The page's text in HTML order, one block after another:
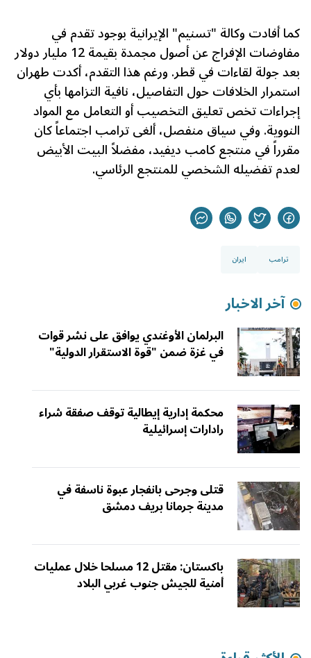
كما أفادت وكالة "تسنيم" الإيرانية بوجود تقدم في
مفاوضات الإفراج عن أصول مجمدة بقيمة 12 مليار دولار
بعد جولة لقاءات في قطر. ورغم هذا التقدم، أكدت طهران
استمرار الخلافات حول التفاصيل، نافية التزامها بأي
إجراءات تخص تعليق التخصيب أو التعامل مع المواد
النووية. وفي سياق منفصل، ألغى ترامب اجتماعاً كان
مقرراً في منتجع كامب ديفيد، مفضلاً البيت الأبيض
لعدم تفضيله الشخصي للمنتجع الرئاسي.
ترامب ايران
آخر الاخبار
البرلمان الأوغندي يوافق على نشر قوات
في غزة ضمن "قوة الاستقرار الدولية"
محكمة إدارية إيطالية توقف صفقة شراء
رادارات إسرائيلية
قتلى وجرحى بانفجار عبوة ناسفة في
مدينة جرمانا بريف دمشق
باكستان: مقتل 12 مسلحا خلال عمليات
أمنية للجيش جنوب غربي البلاد